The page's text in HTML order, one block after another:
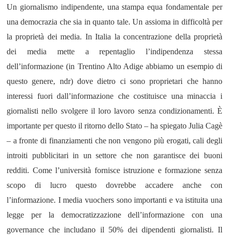
Un giornalismo indipendente, una stampa equa fondamentale per
una democrazia che sia in quanto tale. Un assioma in difficoltà per
la proprietà dei media. In Italia la concentrazione della proprietà
dei media mette a repentaglio l’indipendenza stessa
dell’informazione (in Trentino Alto Adige abbiamo un esempio di
questo genere, ndr) dove dietro ci sono proprietari che hanno
interessi fuori dall’informazione che costituisce una minaccia i
giornalisti nello svolgere il loro lavoro senza condizionamenti. È
importante per questo il ritorno dello Stato – ha spiegato Julia Cagè
– a fronte di finanziamenti che non vengono più erogati, cali degli
introiti pubblicitari in un settore che non garantisce dei buoni
redditi. Come l’università fornisce istruzione e formazione senza
scopo di lucro questo dovrebbe accadere anche con
l’informazione. I media vuochers sono importanti e va istituita una
legge per la democratizzazione dell’informazione con una
governance che includano il 50% dei dipendenti giornalisti. Il